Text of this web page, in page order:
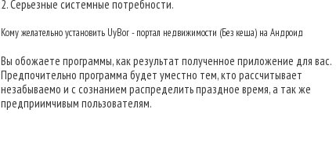
2. Серьезные системные потребности.
Кому желательно установить UyBor - портал недвижимости (Без кеша) на Андроид
Вы обожаете программы, как результат полученное приложение для вас.
Предпочительно программа будет уместно тем, кто рассчитывает
незабываемо и с сознанием распределить праздное время, а так же
предприимчивым пользователям.